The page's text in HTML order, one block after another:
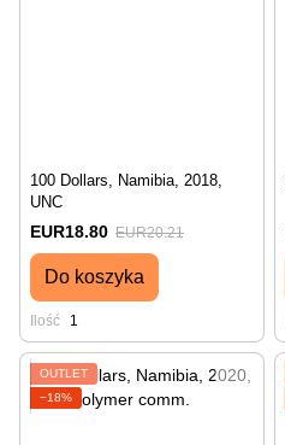
100 Dollars, Namibia, 2018,
UNC
EUR18.80 EUR20.21
Do koszyka
Ilość 1
OUTLET
−18%